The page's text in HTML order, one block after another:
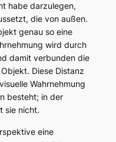
habe darzulegen,
die von außen.
genau so eine
wird durch
damit verbunden die
Diese Distanz
Wahrnehmung
besteht; in der
sie nicht.
eine